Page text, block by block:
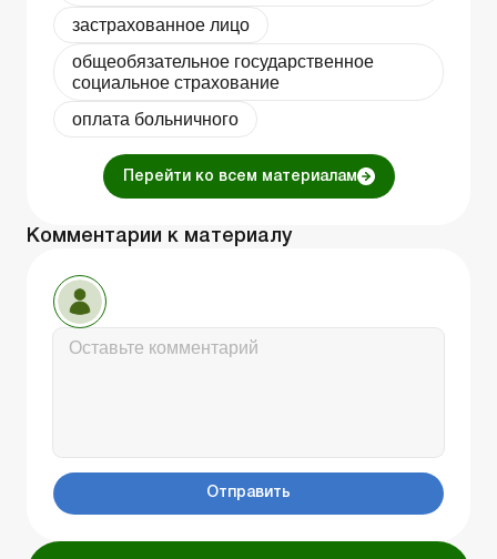
застрахованное лицо
общеобязательное государственное
социальное страхование
оплата больничного
Перейти ко всем материалам
Комментарии к материалу
Отправить